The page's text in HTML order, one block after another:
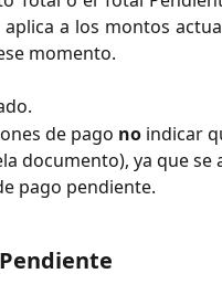
a los montos
momento.
de pago no indicar
documento), ya que
pago pendiente.